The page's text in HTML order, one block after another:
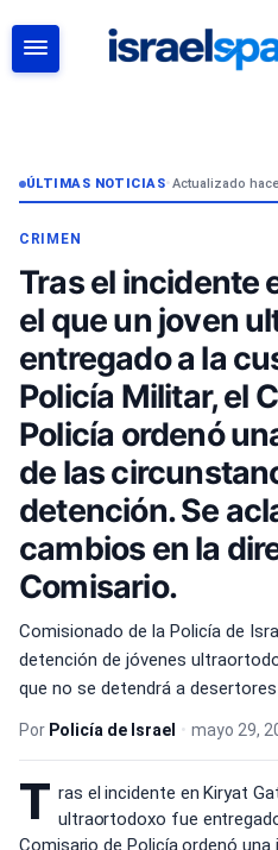
ÚLTIMAS NOTICIAS• Actualizado
CRIMEN
Tras el incidente
el que un joven
entregado a la
Policía Militar, el
Policía ordenó
de las
detención. Se
cambios en la
Comisario.
Comisionado de la Policía de
detención de jóvenes
que no se detendrá a
Por Policía de Israel • mayo 29,
T ras el incidente en Kiryat
ultraortodoxo fue
Comisario de Policía ordenó una